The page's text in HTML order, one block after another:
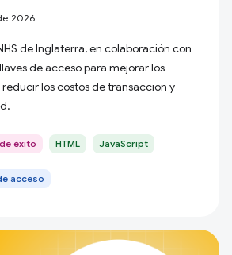
2026
de Inglaterra, en colaboración con
de acceso para mejorar los
los costos de transacción y
éxito HTML JavaScript
acceso